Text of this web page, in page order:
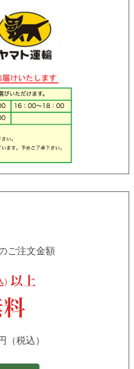
ご注文金額
（税込）